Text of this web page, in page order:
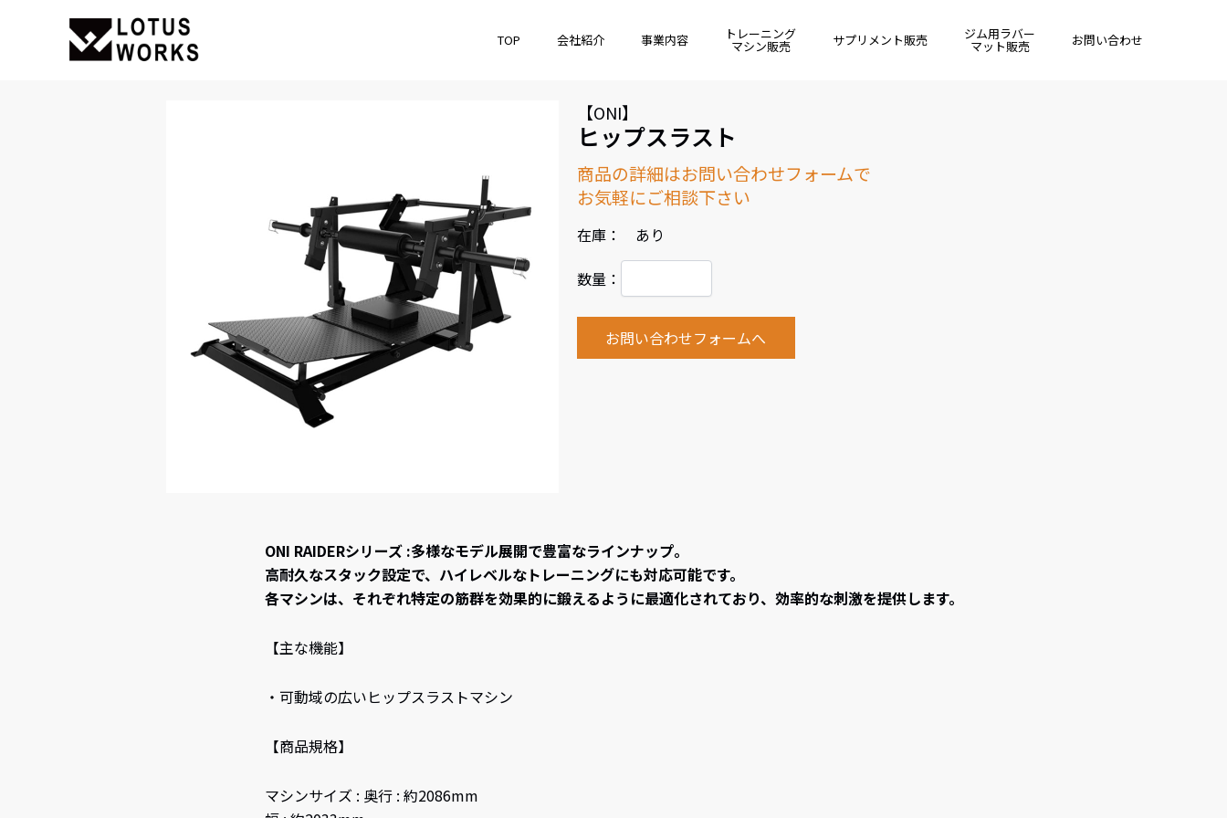
TOP 会社紹介 事業内容 トレーニング
マシン販売 サプリメント販売 ジム用ラバー
マット販売 お問い合わせ
【ONI】
ヒップスラスト
商品の詳細はお問い合わせフォームで
お気軽にご相談下さい
在庫： あり
数量：
お問い合わせフォームへ
ONI RAIDERシリーズ :多様なモデル展開で豊富なラインナップ。
高耐久なスタック設定で、ハイレベルなトレーニングにも対応可能です。
各マシンは、それぞれ特定の筋群を効果的に鍛えるように最適化されており、効率的な刺激を提供します。
【主な機能】
・可動域の広いヒップスラストマシン
【商品規格】
マシンサイズ : 奥行 : 約2086mm